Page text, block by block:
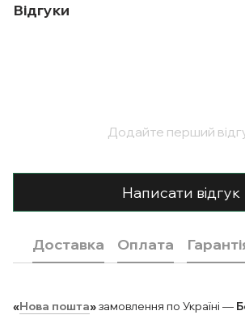
Відгуки
Додайте перший
Написати відгук
Доставка Оплата
«Нова пошта»замовлення по Україні —